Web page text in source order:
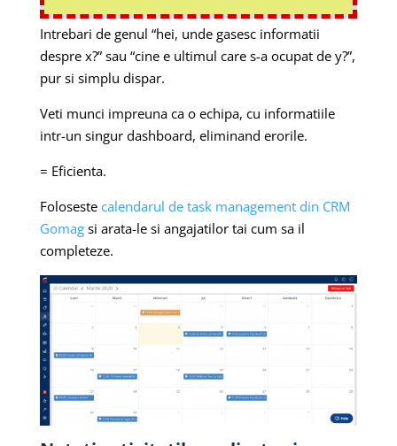
Intrebari de genul “hei, unde gasesc informatii
despre x?” sau “cine e ultimul care s-a ocupat de y?”,
pur si simplu dispar.
Veti munci impreuna ca o echipa, cu informatiile
intr-un singur dashboard, eliminand erorile.
= Eficienta.
Foloseste calendarul de task management din CRM
Gomagsi arata-le si angajatilor tai cum sa il
completeze.